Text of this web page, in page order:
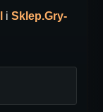
i Sklep.Gry-